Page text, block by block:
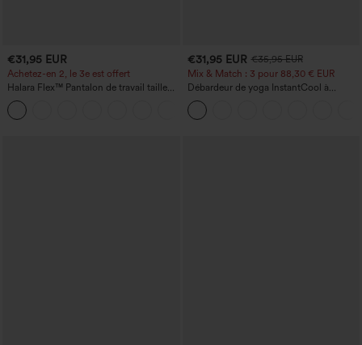
€31,95 EUR
Achetez-en 2, le 3e est offert
Halara Flex™ Pantalon de travail taille
haute avec poche latérale arrière et
légère coupe évasée
€31,95 EUR €35,95 EUR
Mix & Match : 3 pour 88,30 € EUR
Débardeur de yoga InstantCool à
encolure en U et ourlet arrondi –
UPF50+